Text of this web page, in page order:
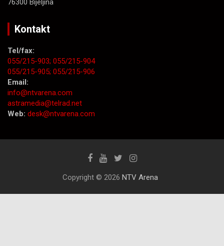
76300 Bijeljina
Kontakt
Tel/fax:
055/215-903; 055/215-904
055/215-905; 055/215-906
Email:
info@ntvarena.com
astramedia@telrad.net
Web: desk@ntvarena.com
Copyright © 2026 NTV Arena